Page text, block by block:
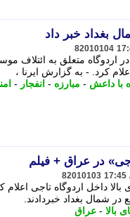
بغداد خبر داد
82010104
اردوگاه متعلق به ائتلاف
کرد. - به گزارش ایرنا ،
با داعش - مبارزه - انفجار -
در عراق + فیلم
82010103
داخل اردوگاه تاجی
در شمال بغداد خبردادند.
بالا - عراق